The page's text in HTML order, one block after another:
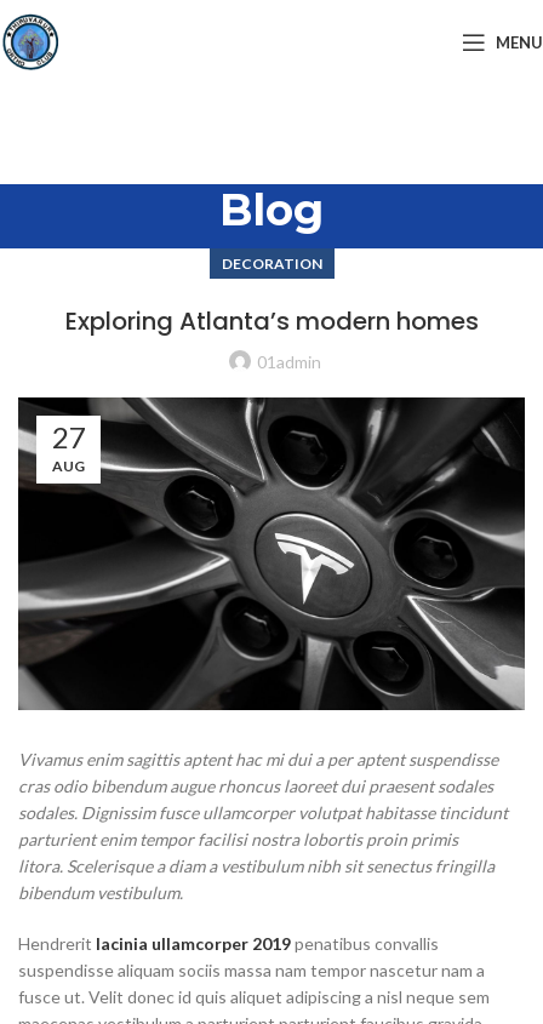
MENU
Blog
DECORATION
Exploring Atlanta’s modern homes
01admin
27
AUG
Vivamus enim sagittis aptent hac mi dui a per aptent suspendisse
cras odio bibendum augue rhoncus laoreet dui praesent sodales
sodales. Dignissim fusce ullamcorper volutpat habitasse tincidunt
parturient enim tempor facilisi nostra lobortis proin primis
litora. Scelerisque a diam a vestibulum nibh sit senectus fringilla
bibendum vestibulum.
Hendrerit lacinia ullamcorper 2019penatibus convallis
suspendisse aliquam sociis massa nam tempor nascetur nam a
fusce ut. Velit donec id quis aliquet adipiscing a nisl neque sem